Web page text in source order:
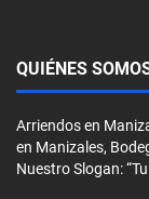
QUIÉNES
Arriendos en
en Manizales,
Nuestro Slogan: